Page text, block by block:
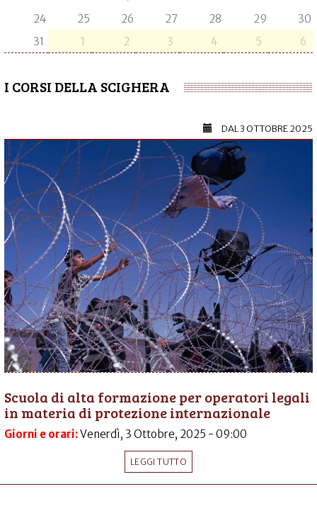
24
25 26 27 28 29
30
31
1 2 3 4 5 6
I CORSI DELLA SCIGHERA
DAL3 OTTOBRE 2025
Scuola di alta formazione per operatori legali
in materia di protezione internazionale
Giorni e orari:Venerdì, 3 Ottobre, 2025 - 09:00
LEGGI TUTTO